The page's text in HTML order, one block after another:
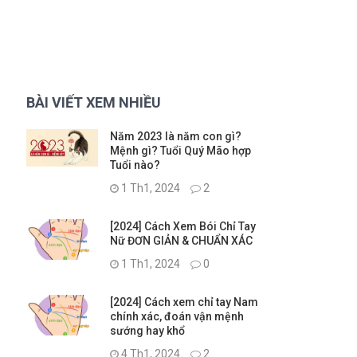
BÀI VIẾT XEM NHIỀU
Năm 2023 là năm con gì?
Mệnh gì? Tuổi Quý Mão hợp
Tuổi nào?
1 Th1, 2024
2
[2024] Cách Xem Bói Chỉ Tay
Nữ ĐƠN GIẢN & CHUẨN XÁC
1 Th1, 2024
0
[2024] Cách xem chỉ tay Nam
chính xác, đoán vận mệnh
sướng hay khổ
4 Th1, 2024
2